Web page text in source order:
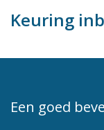
Keuring
Een goed